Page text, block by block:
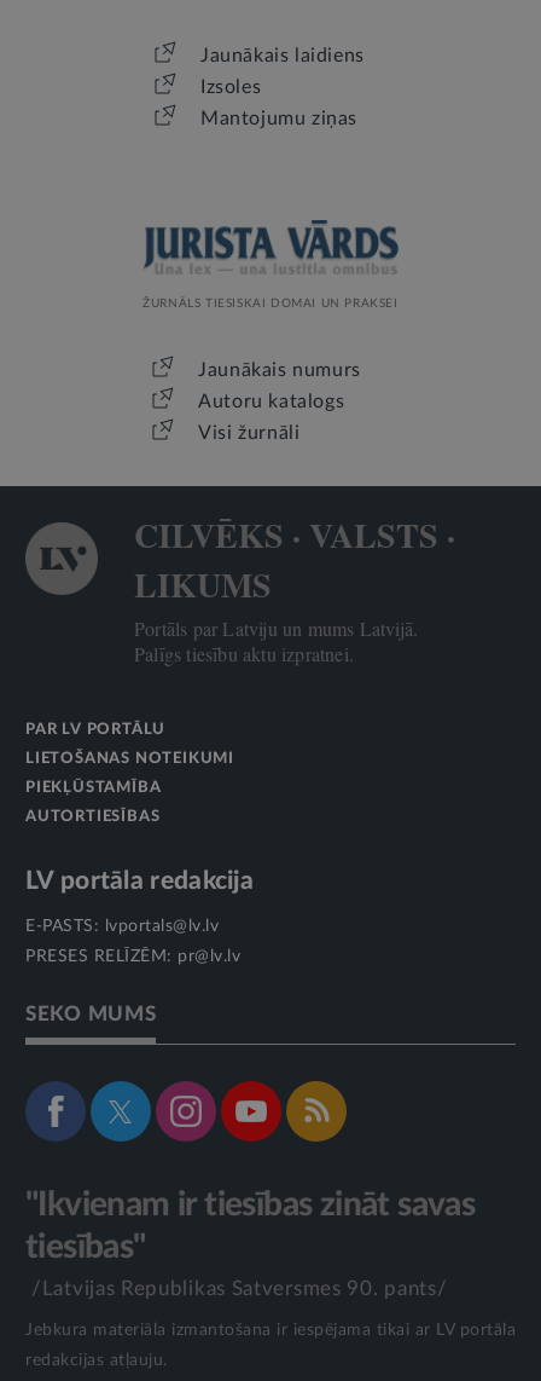
Jaunākais laidiens
Izsoles
Mantojumu ziņas
ŽURNĀLS TIESISKAI DOMAI UN PRAKSEI
Jaunākais numurs
Autoru katalogs
Visi žurnāli
CILVĒKS · VALSTS ·
LIKUMS
Portāls par Latviju un mums Latvijā.
Palīgs tiesību aktu izpratnei.
PAR LV PORTĀLU
LIETOŠANAS NOTEIKUMI
PIEKĻŪSTAMĪBA
AUTORTIESĪBAS
LV portāla redakcija
E-PASTS:
lvportals@lv.lv
PRESES RELĪZĒM: pr@lv.lv
SEKO MUMS
"Ikvienam ir tiesības zināt savas
tiesības"
/Latvijas Republikas Satversmes 90. pants/
Jebkura materiāla izmantošana ir iespējama tikai ar LV portāla
redakcijas atļauju.